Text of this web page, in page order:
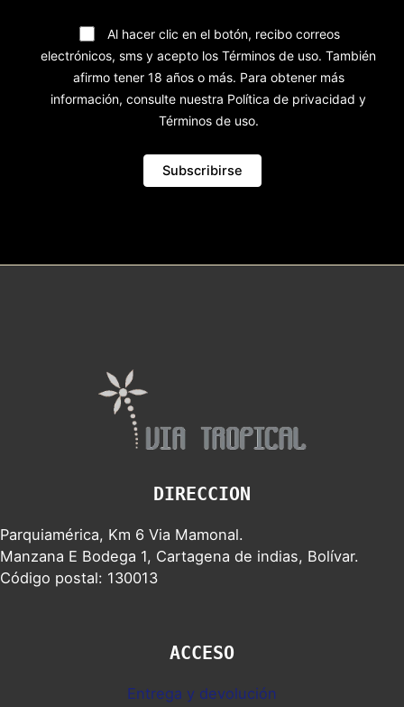
Al hacer clic en el botón, recibo correos
electrónicos, sms y acepto los Términos de uso. También
afirmo tener 18 años o más. Para obtener más
información, consulte nuestra Política de privacidad y
Términos de uso.
DIRECCION
Parquiamérica, Km 6 Via Mamonal.
Manzana E Bodega 1, Cartagena de indias, Bolívar.
Código postal: 130013
ACCESO
Entrega y devolución